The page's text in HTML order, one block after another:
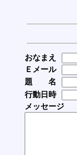
おなまえ
Ｅメール
題 名
行動日時
メッセージ